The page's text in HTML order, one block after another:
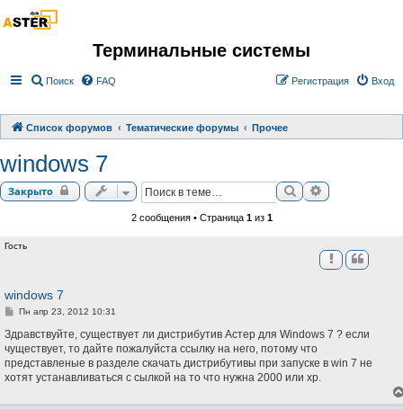
Терминальные системы
Поиск FAQ Вход
Регистрация
Список форумов Тематические форумы Прочее
windows 7
Закрыто ПоискРасширенный
2 сообщения • Страница 1из 1
Гость
windows 7
С
о
б
щ
е
н
Пн апр 23, 2012 10:31
Здравствуйте, существует ли дистрибутив Астер для Windows 7 ? если
чуществует, то дайте пожалуйста ссылку на него, потому что
представленые в разделе скачать дистрибутивы при запуске в win 7 не
хотят устанавливаться с сылкой на то что нужна 2000 или хр.